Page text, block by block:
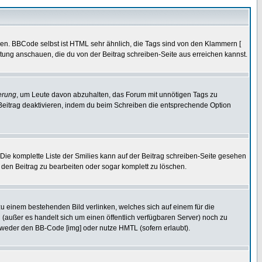
BBCode selbst ist HTML sehr ähnlich, die Tags sind von den Klammern [
anschauen, die du von der Beitrag schreiben-Seite aus erreichen kannst.
, um Leute davon abzuhalten, das Forum mit unnötigen Tags zu
deaktivieren, indem du beim Schreiben die entsprechende Option
komplette Liste der Smilies kann auf der Beitrag schreiben-Seite gesehen
Beitrag zu bearbeiten oder sogar komplett zu löschen.
einem bestehenden Bild verlinken, welches sich auf einem für die
es handelt sich um einen öffentlich verfügbaren Server) noch zu
den BB-Code [img] oder nutze HMTL (sofern erlaubt).